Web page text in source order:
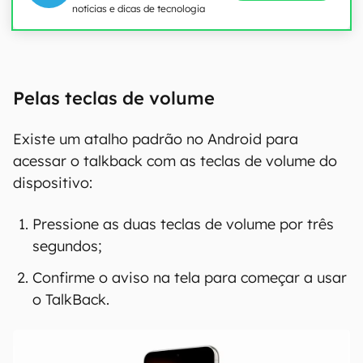
notícias e dicas de tecnologia
Pelas teclas de volume
Existe um atalho padrão no Android para
acessar o talkback com as teclas de volume do
dispositivo:
Pressione as duas teclas de volume por três
segundos;
Confirme o aviso na tela para começar a usar
o TalkBack.